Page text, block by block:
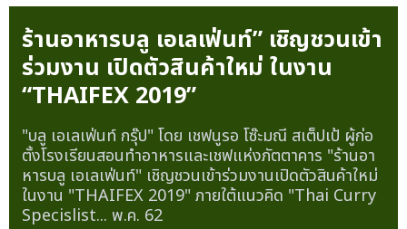
ร้านอาหารบลู เอเลเฟ่นท์” เชิญชวนเข้า
ร่วมงาน เปิดตัวสินค้าใหม่ ในงาน
“THAIFEX 2019”
"บลู เอเลเฟ่นท์ กรุ๊ป" โดย เชฟนูรอ โซ๊ะมณี สเต็ปเป้ ผู้ก่อ
ตั้งโรงเรียนสอนทำอาหารและเชฟแห่งภัตตาคาร "ร้านอา
หารบลู เอเลเฟ่นท์" เชิญชวนเข้าร่วมงานเปิดตัวสินค้าใหม่
ในงาน "THAIFEX 2019" ภายใต้แนวคิด "Thai Curry
Specislist... พ.ค. 62